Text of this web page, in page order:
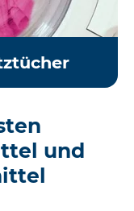
und